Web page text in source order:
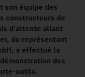
son équipe des
constructeurs de
d’attente allant
du représentant
a effectué la
des
outils.